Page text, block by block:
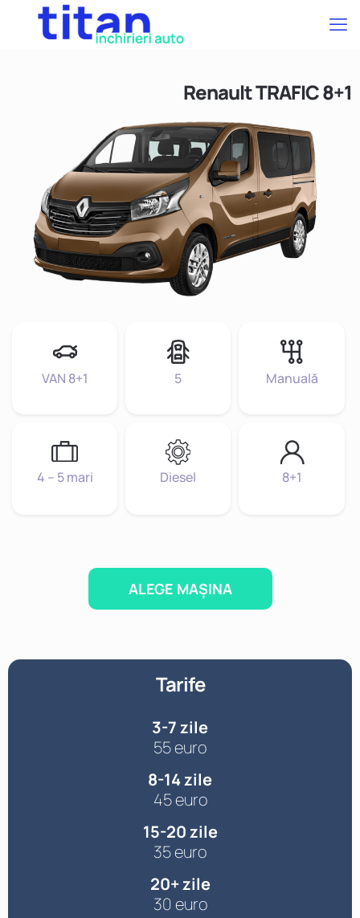
Renault TRAFIC 8+1
VAN 8+1 5 Manuală
4 – 5 mari Diesel 8+1
ALEGE MAȘINA
Tarife
3-7 zile
55 euro
8-14 zile
45 euro
15-20 zile
35 euro
20+ zile
30 euro